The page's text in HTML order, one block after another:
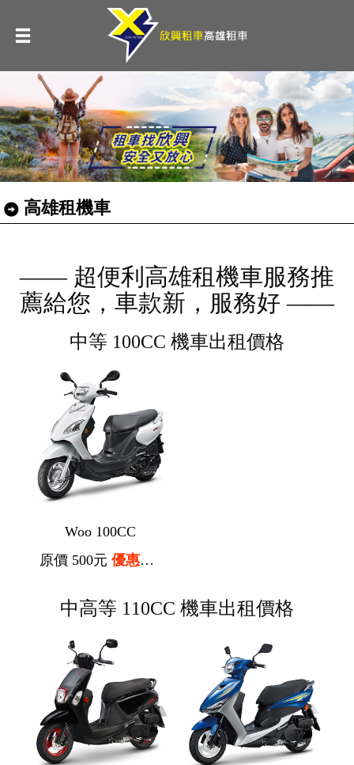
高雄租機車
—— 超便利高雄租機車服務推
薦給您，車款新，服務好 ——
中等 100CC 機車出租價格
Woo 100CC
原價 500元 優惠價 400元
中高等 110CC 機車出租價格